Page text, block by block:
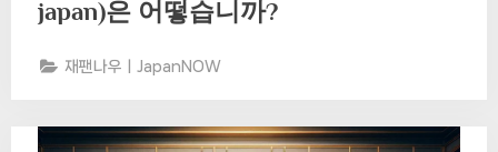
japan)은 어떻습니까?
재팬나우ㅣJapanNOW